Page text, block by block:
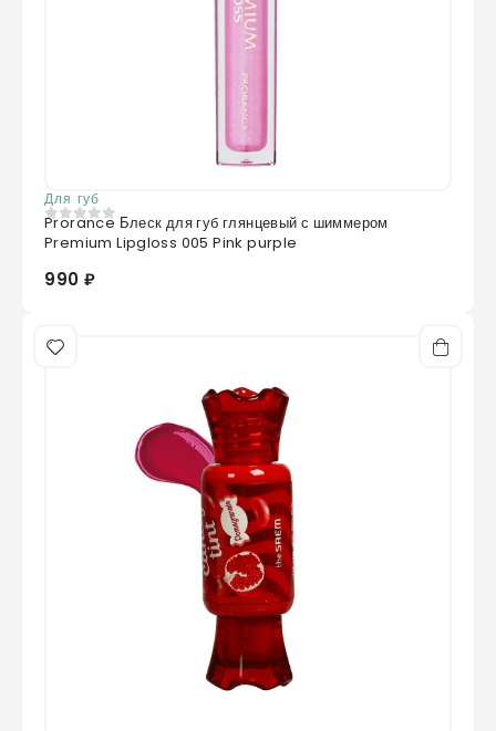
Для губ
0 из 5
Prorance Блеск для губ глянцевый с шиммером
Premium Lipgloss 005 Pink purple
990 ₽